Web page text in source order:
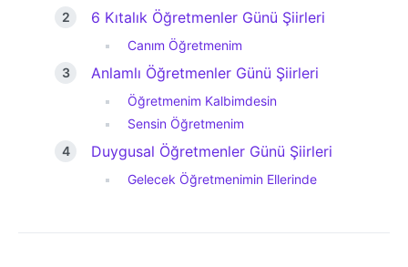
6 Kıtalık Öğretmenler Günü Şiirleri
Canım Öğretmenim
Anlamlı Öğretmenler Günü Şiirleri
Öğretmenim Kalbimdesin
Sensin Öğretmenim
Duygusal Öğretmenler Günü Şiirleri
Gelecek Öğretmenimin Ellerinde